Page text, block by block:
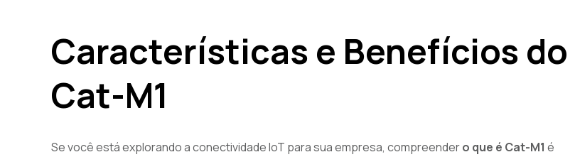
Características e Benefícios do
Cat-M1
Se você está explorando a conectividade IoT para sua empresa, compreendero que é Cat-M1 é